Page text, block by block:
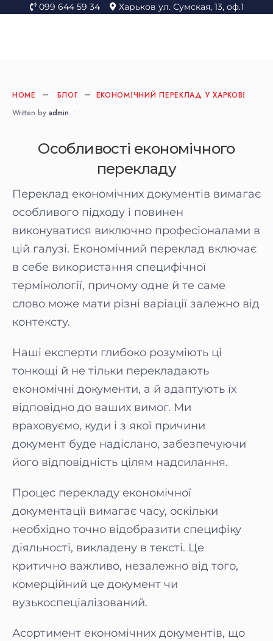
099 644 59 34 Харьков ул. Сумская, 13, оф.1
HOME БЛОГ
ЕКОНОМІЧНИЙ ПЕРЕКЛАД У ХАРКОВІ
Written by admin •
Особливості економічного
перекладу
Переклад економічних документів вимагає
особливого підходу і повинен
виконуватися виключно професіоналами в
цій галузі. Економічний переклад включає
в себе використання специфічної
термінології, причому одне й те саме
слово може мати різні варіації залежно від
контексту.
Наші експерти глибоко розуміють ці
тонкощі й не тільки перекладають
економічні документи, а й адаптують їх
відповідно до ваших вимог. Ми
враховуємо, куди і з якої причини
документ буде надіслано, забезпечуючи
його відповідність цілям надсилання.
Процес перекладу економічної
документації вимагає часу, оскільки
необхідно точно відобразити специфіку
діяльності, викладену в тексті. Це
критично важливо, незалежно від того,
комерційний це документ чи
вузькоспеціалізований.
Асортимент економічних документів, що